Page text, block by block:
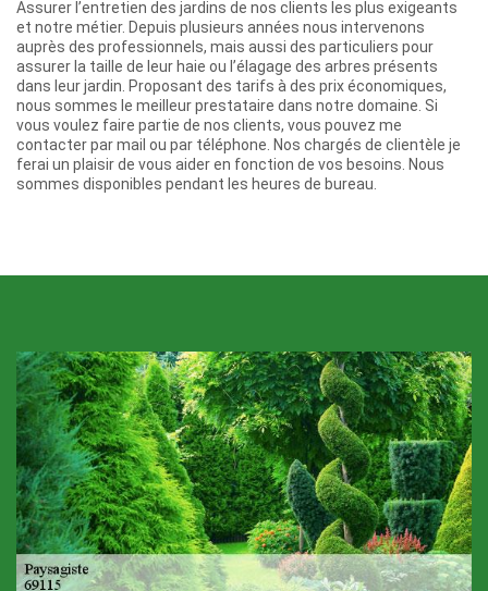
Assurer l’entretien des jardins de nos clients les plus exigeants
et notre métier. Depuis plusieurs années nous intervenons
auprès des professionnels, mais aussi des particuliers pour
assurer la taille de leur haie ou l’élagage des arbres présents
dans leur jardin. Proposant des tarifs à des prix économiques,
nous sommes le meilleur prestataire dans notre domaine. Si
vous voulez faire partie de nos clients, vous pouvez me
contacter par mail ou par téléphone. Nos chargés de clientèle je
ferai un plaisir de vous aider en fonction de vos besoins. Nous
sommes disponibles pendant les heures de bureau.